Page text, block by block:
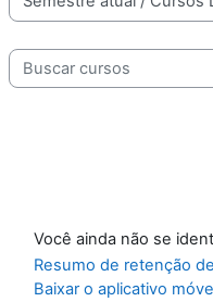
Categorias de Cursos
Buscar cursos
Você ainda não se
Resumo de retenção
Baixar o aplicativo